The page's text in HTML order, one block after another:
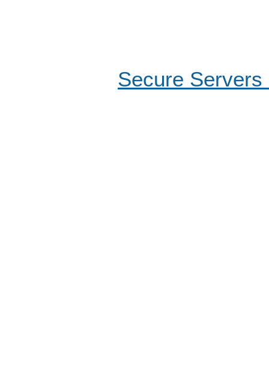
Secure